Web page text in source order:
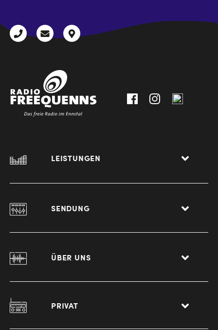
+43
radio@freequenns.at
Kulturhausstraße
LEISTUNGEN
SENDUNG
ÜBER UNS
PRIVAT